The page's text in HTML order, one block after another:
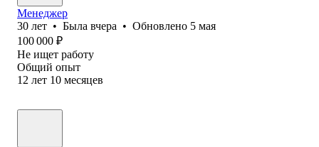
Менеджер
30 лет • Была вчера • Обновлено 5 мая
100 000 ₽
Не ищет работу
Общий опыт
12 лет 10 месяцев